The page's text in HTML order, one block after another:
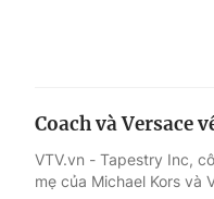
Coach và Versace
VTV.vn - Tapestry Inc,
mẹ của Michael Kors và